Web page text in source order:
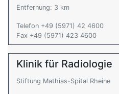
Entfernung: 3 km
Telefon +49 (5971) 42 4600
Fax +49 (5971) 423 4600
Klinik für Radiologie
Stiftung Mathias-Spital Rheine